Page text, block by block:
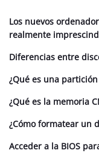
Los nuevos
realmente
Diferencias entre
¿Qué es una
¿Qué es la memoria
¿Cómo formatear un
Acceder a la BIOS